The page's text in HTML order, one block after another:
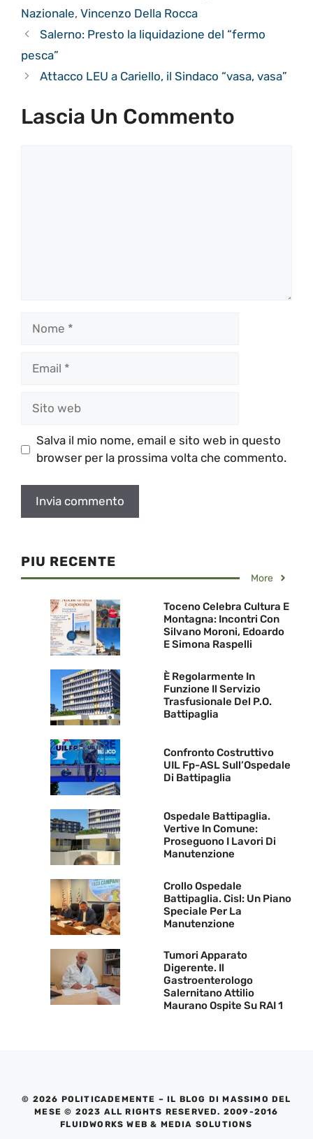
Nazionale, Vincenzo Della Rocca
Salerno: Presto la liquidazione del “fermo
pesca”
Attacco LEU a Cariello, il Sindaco “vasa, vasa”
Lascia Un Commento
Salva il mio nome, email e sito web in questo
browser per la prossima volta che commento.
PIU RECENTE
More
Toceno Celebra Cultura E
Montagna: Incontri Con
Silvano Moroni, Edoardo
E Simona Raspelli
È Regolarmente In
Funzione Il Servizio
Trasfusionale Del P.O.
Battipaglia
Confronto Costruttivo
UIL Fp-ASL Sull’Ospedale
Di Battipaglia
Ospedale Battipaglia.
Vertive In Comune:
Proseguono I Lavori Di
Manutenzione
Crollo Ospedale
Battipaglia. Cisl: Un Piano
Speciale Per La
Manutenzione
Tumori Apparato
Digerente. Il
Gastroenterologo
Salernitano Attilio
Maurano Ospite Su RAI 1
© 2026 POLITICADEMENTE – IL BLOG DI MASSIMO DEL
MESE © 2023 ALL RIGHTS RESERVED. 2009-2016
FLUIDWORKS WEB & MEDIA SOLUTIONS